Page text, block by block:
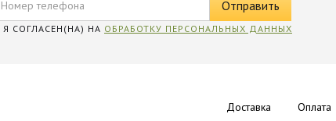
Я СОГЛАСЕН(НА) НА ОБРАБОТКУ ПЕРСОНАЛЬНЫХ ДАННЫХ
Доставка Оплата